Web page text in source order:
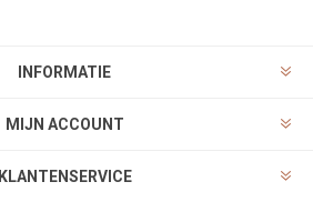
INFORMATIE
MIJN ACCOUNT
KLANTENSERVICE